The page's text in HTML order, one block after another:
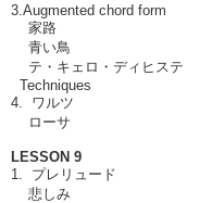
3.Augmented chord form
家路
青い鳥
テ・キェロ・ディヒステ
Techniques
4. ワルツ
ローサ
LESSON 9
1. プレリュード
悲しみ